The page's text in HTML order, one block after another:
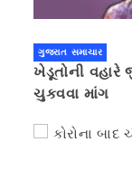
ગુજરાત સમાચાર
ખેડૂતોની વહારે
ચુકવવા માંગ